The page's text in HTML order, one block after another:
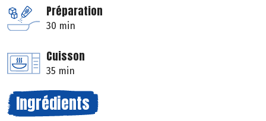
Préparation
30 min
Cuisson
35 min
Ingrédients